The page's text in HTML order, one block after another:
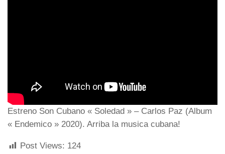
Estreno Son Cubano « Soledad » – Carlos Paz (Album
« Endemico » 2020). Arriba la musica cubana!
Post Views: 124